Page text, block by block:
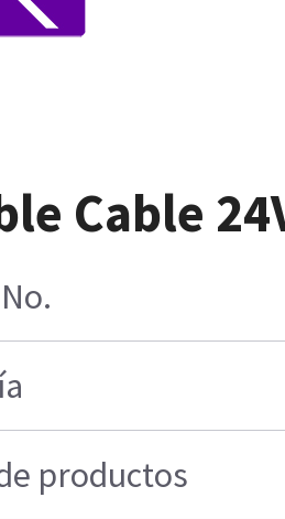
Cable
productos